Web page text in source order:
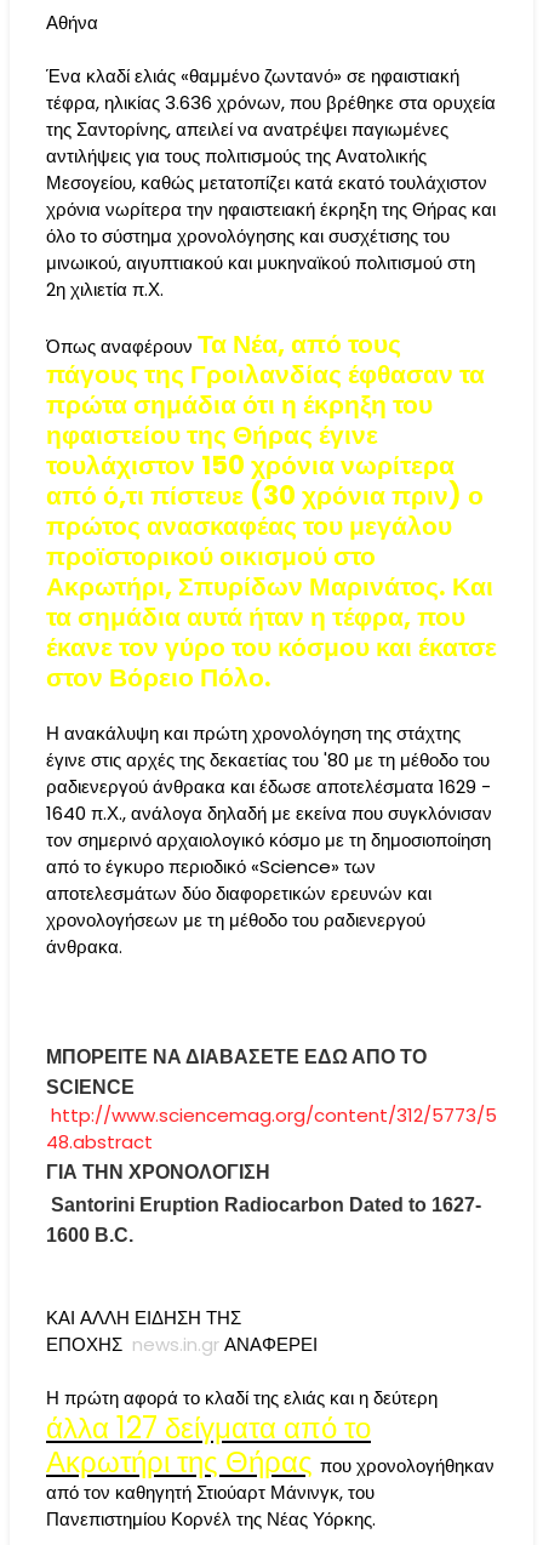
Αθήνα
Ένα κλαδί ελιάς «θαμμένο ζωντανό» σε ηφαιστιακή
τέφρα, ηλικίας 3.636 χρόνων, που βρέθηκε στα ορυχεία
της Σαντορίνης, απειλεί να ανατρέψει παγιωμένες
αντιλήψεις για τους πολιτισμούς της Ανατολικής
Μεσογείου, καθώς μετατοπίζει κατά εκατό τουλάχιστον
χρόνια νωρίτερα την ηφαιστειακή έκρηξη της Θήρας και
όλο το σύστημα χρονολόγησης και συσχέτισης του
μινωικού, αιγυπτιακού και μυκηναϊκού πολιτισμού στη
2η χιλιετία π.Χ.
Όπως αναφέρουν Τα Νέα, από τους
πάγους της Γροιλανδίας έφθασαν τα
πρώτα σημάδια ότι η έκρηξη του
ηφαιστείου της Θήρας έγινε
τουλάχιστον 150 χρόνια νωρίτερα
από ό,τι πίστευε (30 χρόνια πριν) ο
πρώτος ανασκαφέας του μεγάλου
προϊστορικού οικισμού στο
Ακρωτήρι, Σπυρίδων Μαρινάτος. Και
τα σημάδια αυτά ήταν η τέφρα, που
έκανε τον γύρο του κόσμου και έκατσε
στον Βόρειο Πόλο.
Η ανακάλυψη και πρώτη χρονολόγηση της στάχτης
έγινε στις αρχές της δεκαετίας του '80 με τη μέθοδο του
ραδιενεργού άνθρακα και έδωσε αποτελέσματα 1629 -
1640 π.Χ., ανάλογα δηλαδή με εκείνα που συγκλόνισαν
τον σημερινό αρχαιολογικό κόσμο με τη δημοσιοποίηση
από το έγκυρο περιοδικό «Science» των
αποτελεσμάτων δύο διαφορετικών ερευνών και
χρονολογήσεων με τη μέθοδο του ραδιενεργού
άνθρακα.
ΜΠΟΡΕΙΤΕ ΝΑ ΔΙΑΒΑΣΕΤΕ ΕΔΩ ΑΠΟ ΤΟ
SCIENCE
http://www.sciencemag.org/content/312/5773/5
48.abstract
ΓΙΑ ΤΗΝ ΧΡΟΝΟΛΟΓΙΣΗ
Santorini Eruption Radiocarbon Dated to 1627-
1600 B.C.
ΚΑΙ ΑΛΛΗ ΕΙΔΗΣΗ ΤΗΣ
ΕΠΟΧΗΣ news.in.grΑΝΑΦΕΡΕΙ
Η πρώτη αφορά το κλαδί της ελιάς και η δεύτερη
άλλα 127 δείγματα από το
Ακρωτήρι της Θήρας που χρονολογήθηκαν
από τον καθηγητή Στιούαρτ Μάνινγκ, του
Πανεπιστημίου Κορνέλ της Νέας Υόρκης.